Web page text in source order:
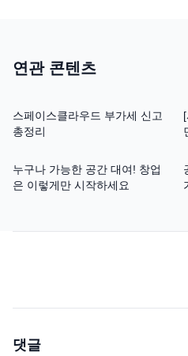
연관 콘텐츠
스페이스클라우드 부가세 신고
총정리
누구나 가능한 공간 대여! 창업
은 이렇게만 시작하세요
댓글